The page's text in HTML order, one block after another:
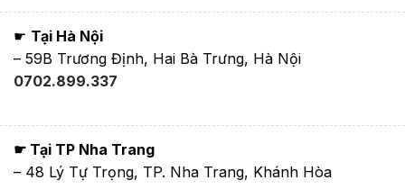
☛ Tại Hà Nội
– 59B Trương Định, Hai Bà Trưng, Hà Nội
0702.899.337
☛ Tại TP Nha Trang
– 48 Lý Tự Trọng, TP. Nha Trang, Khánh Hòa